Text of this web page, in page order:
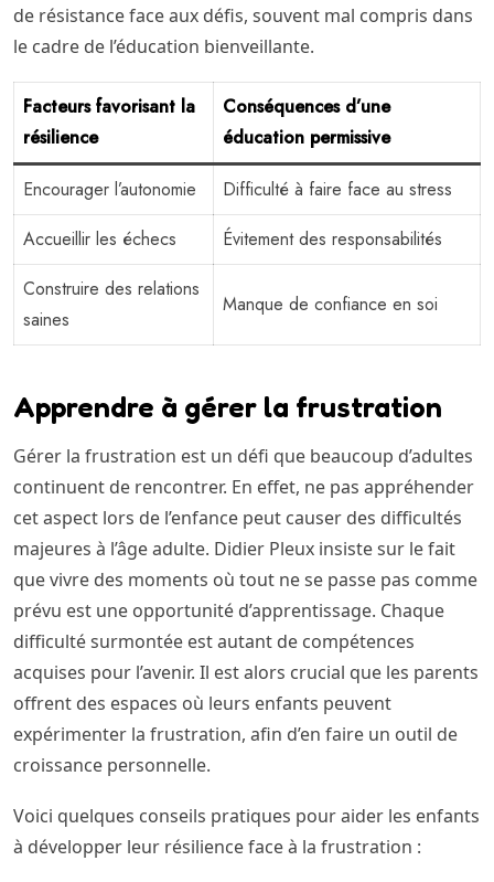
de résistance face aux défis, souvent mal compris dans
le cadre de l’éducation bienveillante.
Facteurs favorisant la
résilience
Conséquences d’une
éducation permissive
Encourager l’autonomie
Difficulté à faire face au stress
Accueillir les échecs
Évitement des responsabilités
Construire des relations
saines
Manque de confiance en soi
Apprendre à gérer la frustration
Gérer la frustration est un défi que beaucoup d’adultes
continuent de rencontrer. En effet, ne pas appréhender
cet aspect lors de l’enfance peut causer des difficultés
majeures à l’âge adulte. Didier Pleux insiste sur le fait
que vivre des moments où tout ne se passe pas comme
prévu est une opportunité d’apprentissage. Chaque
difficulté surmontée est autant de compétences
acquises pour l’avenir. Il est alors crucial que les parents
offrent des espaces où leurs enfants peuvent
expérimenter la frustration, afin d’en faire un outil de
croissance personnelle.
Voici quelques conseils pratiques pour aider les enfants
à développer leur résilience face à la frustration :